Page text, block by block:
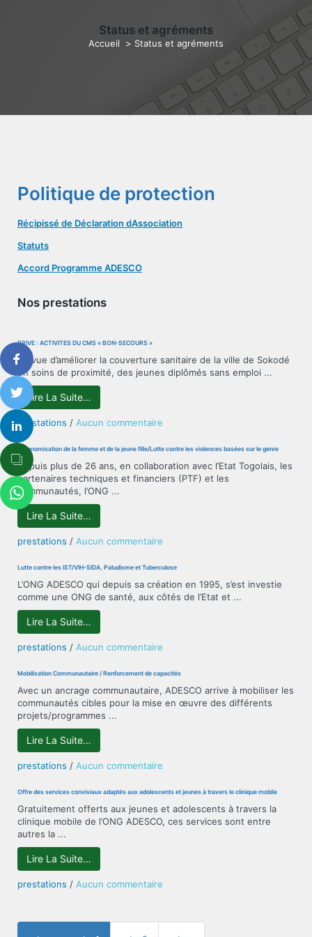
Status et agréments
Accueil > Status et agréments
Politique de protection
Récipissé de Déclaration dAssociation
Statuts
Accord Programme ADESCO
Nos prestations
PRIVÉ : ACTIVITÉS DU CMS « BON-SECOURS »
En vue d’améliorer la couverture sanitaire de la ville de Sokodé
en soins de proximité, des jeunes diplômés sans emploi ...
Lire La Suite…
prestations / Aucun commentaire
:
DU
CMS
Autonomisation de la femme et de la jeune fille/Lutte contre les violences basées sur le genre
Depuis plus de 26 ans, en collaboration avec l’Etat Togolais, les
partenaires techniques et financiers (PTF) et les
communautés, l’ONG ...
Lire La Suite…
prestations / Aucun commentaire
de
femme
et
les
violences
basées
Lutte contre les IST/VIH-SIDA, Paludisme et Tuberculose
L’ONG ADESCO qui depuis sa création en 1995, s’est investie
comme une ONG de santé, aux côtés de l’Etat et ...
Lire La Suite…
prestations / Aucun commentaire
contre
IST/VIH-
SIDA,
Mobilisation Communautaire / Renforcement de capacités
Avec un ancrage communautaire, ADESCO arrive à mobiliser les
communautés cibles pour la mise en œuvre des différents
projets/programmes ...
Lire La Suite…
prestations / Aucun commentaire
Communautaire
Renforcement
de
Offre des services conviviaux adaptés aux adolescents et jeunes à travers le clinique mobile
Gratuitement offerts aux jeunes et adolescents à travers la
clinique mobile de l’ONG ADESCO, ces services sont entre
autres la ...
Lire La Suite…
prestations / Aucun commentaire
services